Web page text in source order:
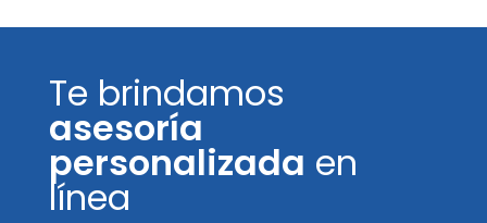
Te brindamos
asesoría
personalizada en
línea